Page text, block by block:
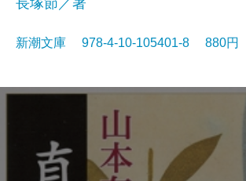
新潮文庫 978-4-10-105401-8 880円